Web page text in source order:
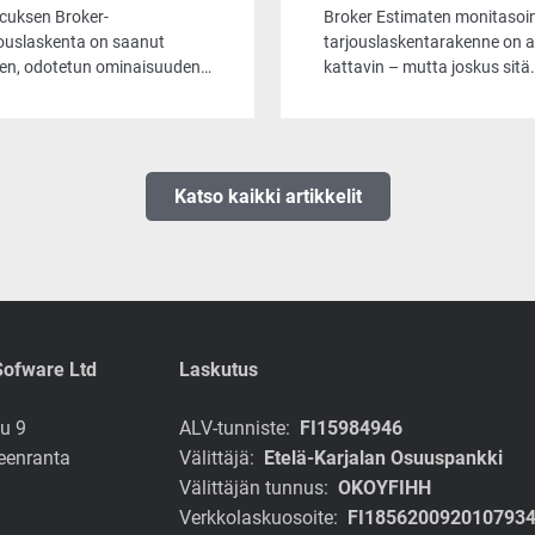
tarjousten
Broker-
on saanut
odotetun ominaisuuden.
silloinkin, kun
järjestelmien
vaatimuksiin
Broker Estimaten
tarjouslaskentarakenne on
kattavin – mutta joskus sitä
Katso kaikki artikkelit
Ltd
9
Laskutus
ALV-tunniste: FI15984946
Välittäjä: Etelä-Karjalan Osuuspankki
Välittäjän tunnus:OKOYFIHH
Verkkolaskuosoite: FI1856200920107934